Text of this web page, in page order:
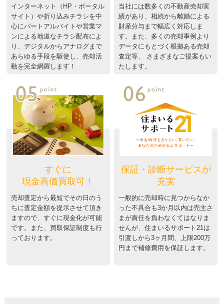
インターネット（HP・ポータル
サイト）や折り込みチラシを中
心にパートアルバイトや営業マ
ンによる地道なチラシ配布によ
り、デジタルからアナログまで
あらゆる手段を駆使し、売却活
動を完全網羅します！
当社には数多くの不動産売却実
績があり、相続から離婚による
財産分与まで幅広く対応しま
す。また、多くの売却事例より
データにもとづく根拠ある売却
査定等、 さまざまなご提案もい
たします。
すぐに
現金高価買取可！
売却査定から最短でその日のう
ちに査定金額を提示させて頂き
ますので、すぐに現金化が可能
です。また、買取保証制度も行
っております。
保証・診断サービスが
充実
一般的に売却時に見つからなか
った不具合も3か月以内は売主さ
まが責任を負わなくてはなりま
せんが、住まいるサポート21は
引渡しから3ヶ月間、上限200万
円まで補修費用を保証します。